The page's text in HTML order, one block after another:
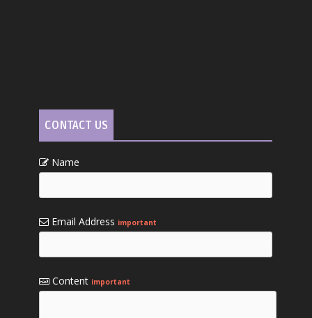
CONTACT US
Name
Email Address important
Content important